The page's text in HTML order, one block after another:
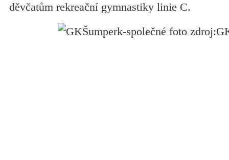
děvčatům rekreační gymnastiky linie C.